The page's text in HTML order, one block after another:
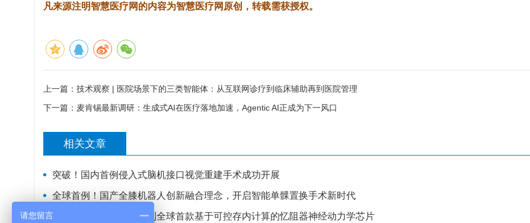
凡来源注明智慧医疗网的内容为智慧医疗网原创，转载需获授权。
上一篇： 技术观察 | 医院场景下的三类智能体：从互联网诊疗到临床辅助再到医院管理
下一篇： 麦肯锡最新调研：生成式AI在医疗落地加速，Agentic AI正成为下一风口
相关文章
突破！国内首例侵入式脑机接口视觉重建手术成功开展
全球首例！国产全膝机器人创新融合理念，开启智能单髁置换手术新时代
北大杨玉超教授团队研制全球首款基于可控存内计算的忆阻器神经动力学芯片
请您留言